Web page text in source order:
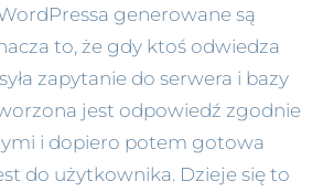
generowane są
to, że gdy ktoś odwiedza
zapytanie do serwera i bazy
jest odpowiedź zgodnie
i dopiero potem gotowa
do użytkownika. Dzieje się to